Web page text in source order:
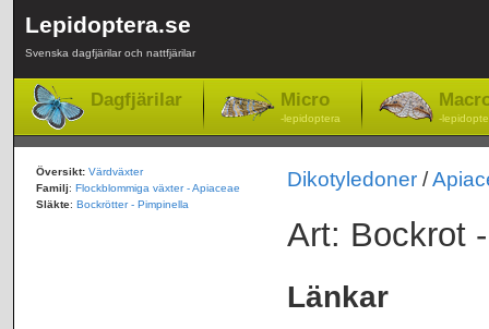
Lepidoptera.se
Svenska dagfjärilar och nattfjärilar
Dagfjärilar Micro
-lepidoptera -
Dikotyledoner/
Art: Bockrot
Länkar
Översikt: Värdväxter
Familj: Flockblommiga växter - Apiaceae
Släkte: Bockrötter - Pimpinella